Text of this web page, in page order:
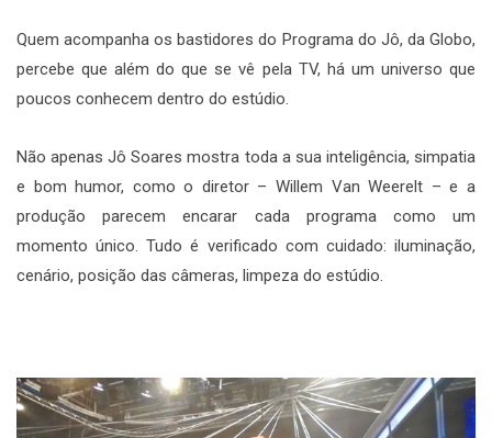
Quem acompanha os bastidores do Programa do Jô, da Globo,
percebe que além do que se vê pela TV, há um universo que
poucos conhecem dentro do estúdio.
Não apenas Jô Soares mostra toda a sua inteligência, simpatia
e bom humor, como o diretor – Willem Van Weerelt – e a
produção parecem encarar cada programa como um
momento único. Tudo é verificado com cuidado: iluminação,
cenário, posição das câmeras, limpeza do estúdio.